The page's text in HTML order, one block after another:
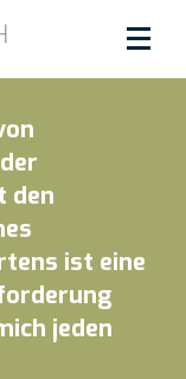
den
ist eine
jeden